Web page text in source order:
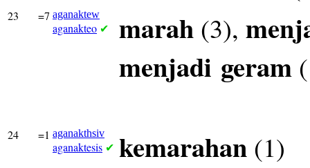
23 =7 aganaktew
aganakteo ✔ marah (3),
menjadi geram
24 =1 aganakthsiv
aganaktesis ✔ kemarahan (1)